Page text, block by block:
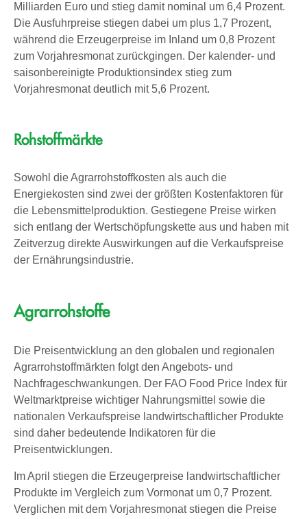
Milliarden Euro und stieg damit nominal um 6,4 Prozent.
Die Ausfuhrpreise stiegen dabei um plus 1,7 Prozent,
während die Erzeugerpreise im Inland um 0,8 Prozent
zum Vorjahresmonat zurückgingen. Der kalender- und
saisonbereinigte Produktionsindex stieg zum
Vorjahresmonat deutlich mit 5,6 Prozent.
Rohstoffmärkte
Sowohl die Agrarrohstoffkosten als auch die
Energiekosten sind zwei der größten Kostenfaktoren für
die Lebensmittelproduktion. Gestiegene Preise wirken
sich entlang der Wertschöpfungskette aus und haben mit
Zeitverzug direkte Auswirkungen auf die Verkaufspreise
der Ernährungsindustrie.
Agrarrohstoffe
Die Preisentwicklung an den globalen und regionalen
Agrarrohstoffmärkten folgt den Angebots- und
Nachfrageschwankungen. Der FAO Food Price Index für
Weltmarktpreise wichtiger Nahrungsmittel sowie die
nationalen Verkaufspreise landwirtschaftlicher Produkte
sind daher bedeutende Indikatoren für die
Preisentwicklungen.
Im April stiegen die Erzeugerpreise landwirtschaftlicher
Produkte im Vergleich zum Vormonat um 0,7 Prozent.
Verglichen mit dem Vorjahresmonat stiegen die Preise